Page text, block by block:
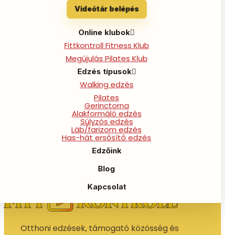
Videótár belépés
Online klubok
Fittkontroll Fitness Klub
Megújulás Pilates Klub
Edzés típusok
Walking edzés
Pilates
Gerinctorna
Alakformáló edzés
Súlyzós edzés
Láb/farizom edzés
Has-hát ersősítő edzés
Edzőink
Blog
Kapcsolat
Program – teljesítve
Sulák Kristóf/2026-03-02
Teljesítsd a 14 napos Tavaszi Haslaposító
Programot
View Credential
10 napos Reset Program – teljesítve
Fittleszek Program – teljesítve
Otthoni edzések, támogató közösség és